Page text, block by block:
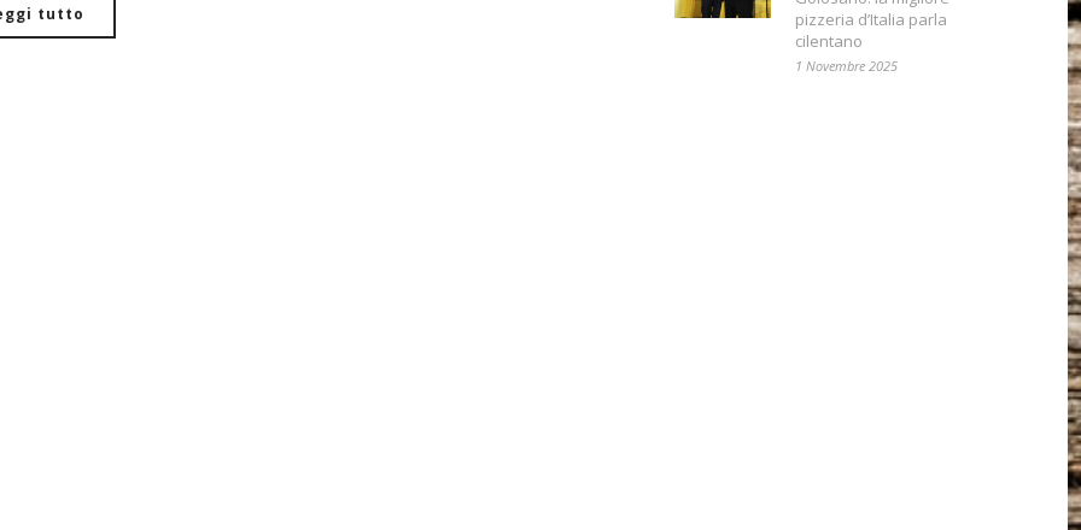
tutto
pizzeria d’Italia parla
cilentano
1 Novembre 2025